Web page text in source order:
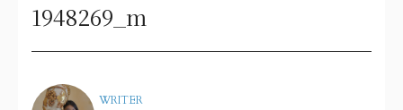
1948269_m
WRITER